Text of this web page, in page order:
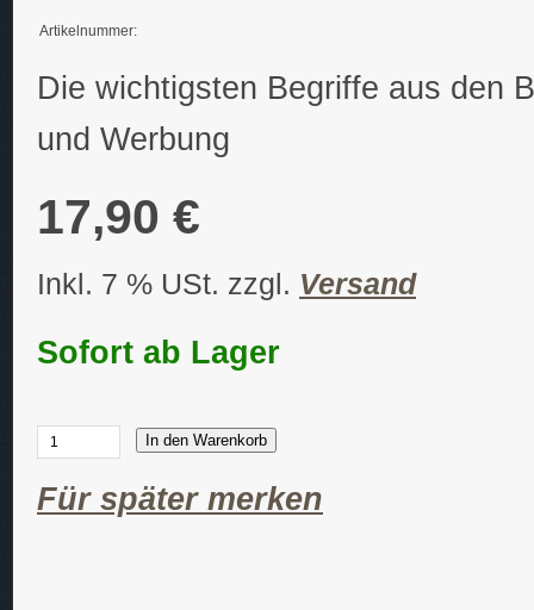
Artikelnummer:
Die wichtigsten Begriffe aus den
und Werbung
17,90 €
Inkl. 7 % USt. zzgl. Versand
Sofort ab Lager
In den Warenkorb
Für später merken